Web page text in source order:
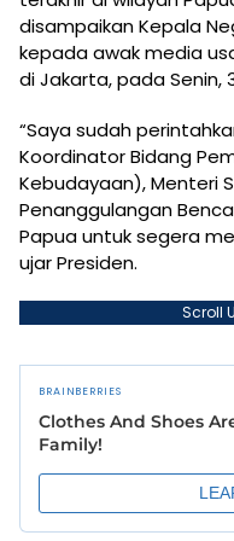
disampaikan Kepala
kepada awak media
di Jakarta, pada Senin,
“Saya sudah
Koordinator Bidang
Kebudayaan), Menteri
Penanggulangan
Papua untuk segera
ujar Presiden.
Scroll